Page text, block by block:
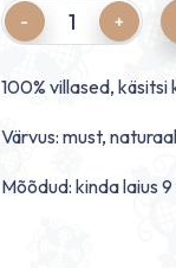
Quantity
100% villased, käsitsi
Värvus: must,
Mõõdud: kinda laius